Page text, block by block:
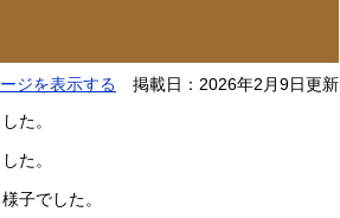
ジを表示する 掲載日：2026年2月9日更新
た。
た。
子でした。